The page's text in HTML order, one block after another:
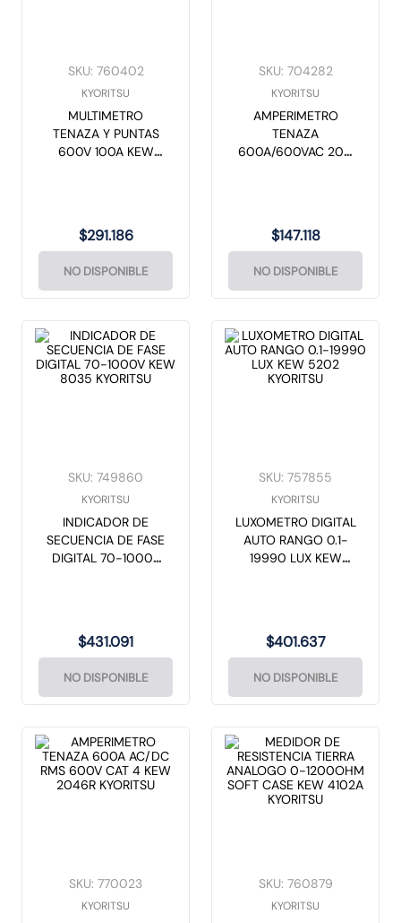
SKU: 760402
KYORITSU
MULTIMETRO
TENAZA Y PUNTAS
600V 100A KEW
$291.186
NO DISPONIBLE
SKU: 704282
KYORITSU
AMPERIMETRO
TENAZA
600A/600VAC 200
$147.118
NO DISPONIBLE
SKU: 749860
KYORITSU
INDICADOR DE
SECUENCIA DE FASE
DIGITAL 70-1000V
$431.091
NO DISPONIBLE
SKU: 757855
KYORITSU
LUXOMETRO DIGITAL
AUTO RANGO 0.1-
19990 LUX KEW
$401.637
NO DISPONIBLE
SKU: 770023
KYORITSU
SKU: 760879
KYORITSU